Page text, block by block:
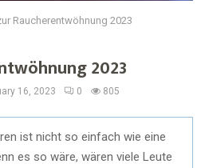
Raucherentwöhnung 2023
2023
16, 2023 0 805
ist nicht so einfach wie eine
es so wäre, wären viele Leute